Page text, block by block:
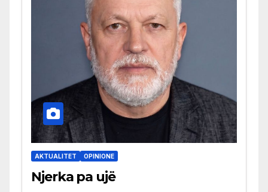
AKTUALITET OPINIONE
Njerka pa ujë